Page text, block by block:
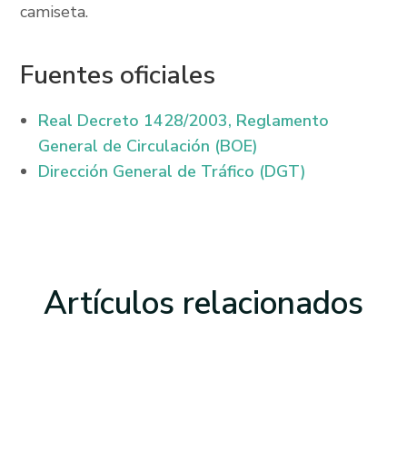
camiseta.
Fuentes oficiales
Real Decreto 1428/2003, Reglamento
General de Circulación (BOE)
Dirección General de Tráfico (DGT)
Artículos relacionados